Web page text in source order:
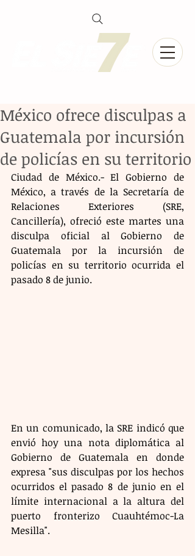
México ofrece disculpas a
Guatemala por incursión
de policías en su territorio
Ciudad de México.- El Gobierno de
México, a través de la Secretaría de
Relaciones Exteriores (SRE,
Cancillería), ofreció este martes una
disculpa oficial al Gobierno de
Guatemala por la incursión de
policías en su territorio ocurrida el
pasado 8 de junio.
En un comunicado, la SRE indicó que
envió hoy una nota diplomática al
Gobierno de Guatemala en donde
expresa "sus disculpas por los hechos
ocurridos el pasado 8 de junio en el
límite internacional a la altura del
puerto fronterizo Cuauhtémoc-La
Mesilla".